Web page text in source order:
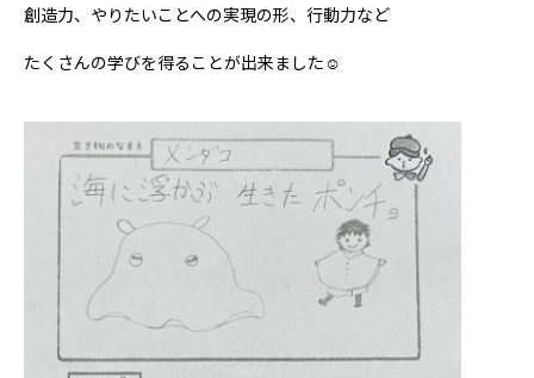
創造力、やりたいことへの実現の形、行動力など
たくさんの学びを得ることが出来ました☺